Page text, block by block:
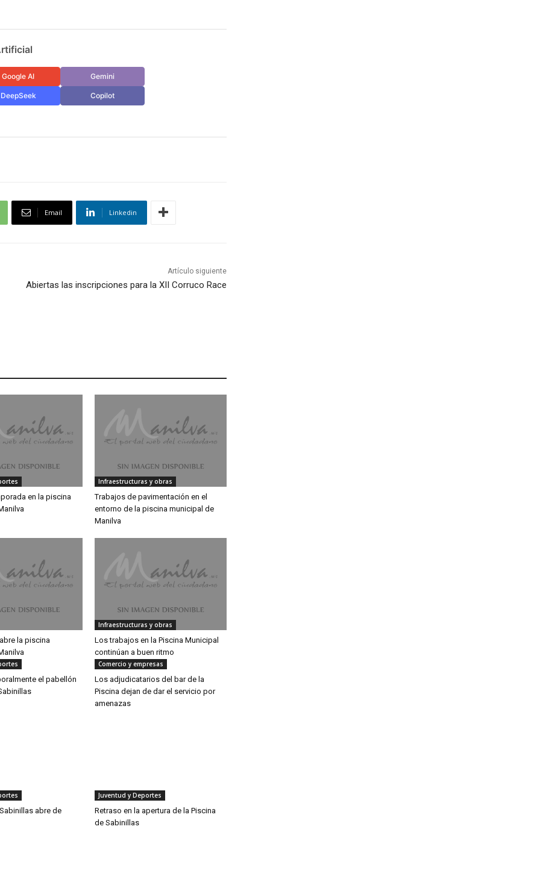
Google AI Gemini
DeepSeek Copilot
Email Linkedin
Artículo siguiente
Abiertas las inscripciones para la XII Corruco Race
en la piscina
Infraestructuras y obras
Trabajos de pavimentación en el
entorno de la piscina municipal de
Manilva
la piscina
Infraestructuras y obras
Los trabajos en la Piscina Municipal
continúan a buen ritmo
el pabellón
Comercio y empresas
Los adjudicatarios del bar de la
Piscina dejan de dar el servicio por
amenazas
abre de
Juventud y Deportes
Retraso en la apertura de la Piscina
de Sabinillas